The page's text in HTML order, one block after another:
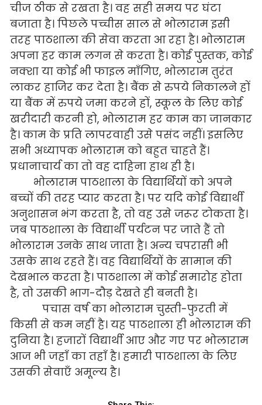
चीज ठीक से रखता है। वह सही समय पर घंटा
बजाता है। पिछले पच्चीस साल से भोलाराम इसी
तरह पाठशाला की सेवा करता आ रहा है। भोलाराम
अपना हर काम लगन से करता है। कोई पुस्तक, कोई
नक्शा या कोई भी फाइल माँगिए, भोलाराम तुरंत
लाकर हाजिर कर देता है। बैंक से रुपये निकालने हों
या बैंक में रुपये जमा करने हों, स्कूल के लिए कोई
खरीदारी करनी हो, भोलाराम हर काम का जानकार
है। काम के प्रति लापरवाही उसे पसंद नहीं। इसलिए
सभी अध्यापक भोलाराम को बहुत चाहते हैं।
प्रधानाचार्य का तो वह दाहिना हाथ ही है।
भोलाराम पाठशाला के विद्यार्थियों को अपने
बच्चों की तरह प्यार करता है। पर यदि कोई विद्यार्थी
अनुशासन भंग करता है, तो वह उसे जरूर टोकता है।
जब पाठशाला के विद्यार्थी पर्यटन पर जाते हैं तो
भोलाराम उनके साथ जाता है। अन्य चपरासी भी
उसके साथ रहते हैं। वह विद्यार्थियों के सामान की
देखभाल करता है। पाठशाला में कोई समारोह होता
है, तो उसकी भाग-दौड़ देखते ही बनती है।
पचास वर्ष का भोलाराम चुस्ती-फुरती में
किसी से कम नहीं है। यह पाठशाला ही भोलाराम की
दुनिया है। हजारों विद्यार्थी आए और गए पर भोलाराम
आज भी जहाँ का तहाँ है। हमारी पाठशाला के लिए
उसकी सेवाएँ अमूल्य है।